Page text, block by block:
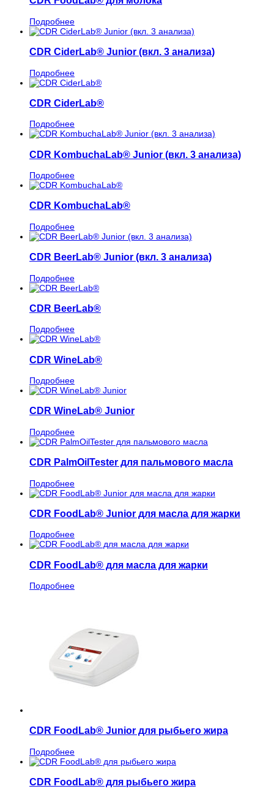
Подробнее
CDR CiderLab® Junior (вкл. 3 анализа)
Подробнее
CDR CiderLab®
Подробнее
CDR KombuchaLab® Junior (вкл. 3 анализа)
Подробнее
CDR KombuchaLab®
Подробнее
CDR BeerLab® Junior (вкл. 3 анализа)
Подробнее
CDR BeerLab®
Подробнее
CDR WineLab®
Подробнее
CDR WineLab® Junior
Подробнее
CDR PalmOilTester для пальмового масла
Подробнее
CDR FoodLab® Junior для масла для жарки
Подробнее
CDR FoodLab® для масла для жарки
Подробнее
CDR FoodLab® Junior для рыбьего жира
Подробнее
CDR FoodLab® для рыбьего жира